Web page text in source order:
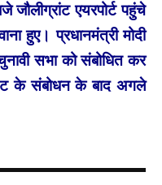
जौलीग्रांट एयरपोर्ट पहुंचे
हुए। प्रधानमंत्री मोदी
सभा को संबोधित कर
के संबोधन के बाद अगले